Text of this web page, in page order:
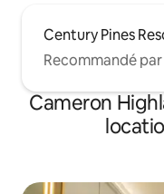
Century Pines
Recommandé
Cameron